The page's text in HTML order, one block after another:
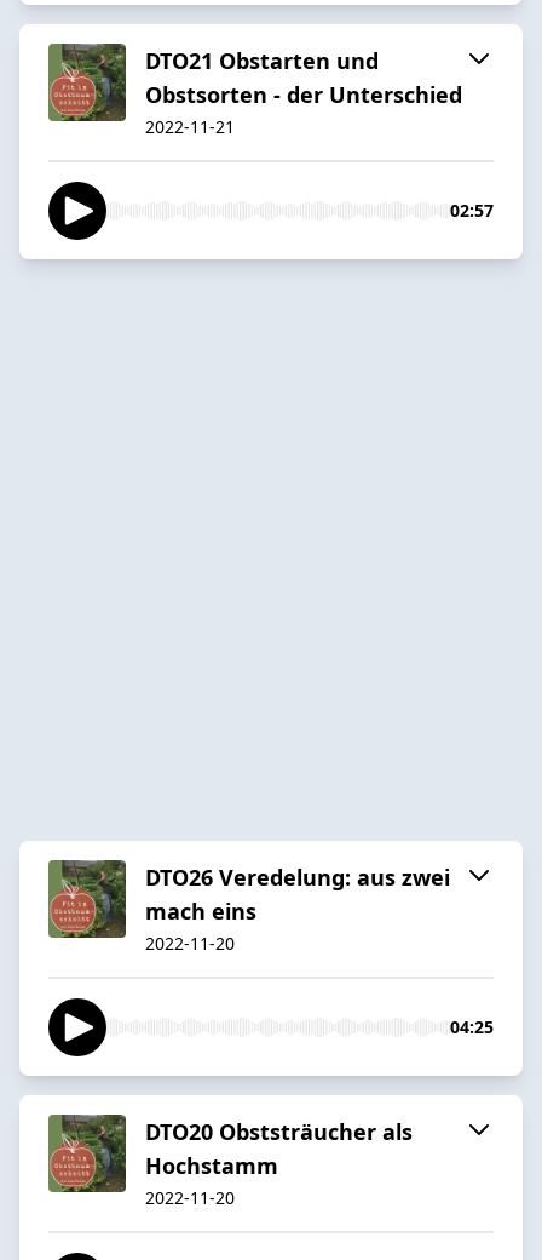
DTO21 Obstarten und
Obstsorten - der Unterschied
2022-11-21
02:57
DTO26 Veredelung: aus zwei
mach eins
2022-11-20
04:25
DTO20 Obststräucher als
Hochstamm
2022-11-20